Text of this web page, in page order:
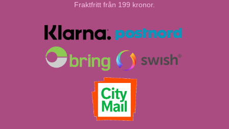
Fraktfritt från 199 kronor.